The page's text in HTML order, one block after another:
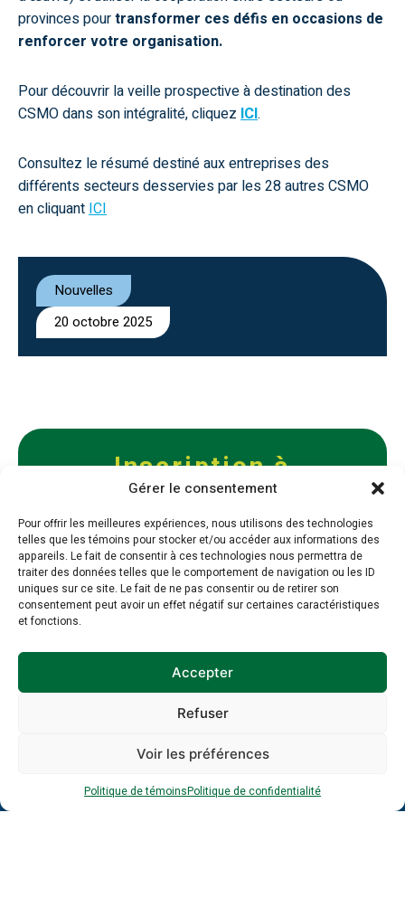
Gérer le consentement
Pour offrir les meilleures expériences, nous utilisons des technologies
telles que les témoins pour stocker et/ou accéder aux informations des
appareils. Le fait de consentir à ces technologies nous permettra de
traiter des données telles que le comportement de navigation ou les ID
uniques sur ce site. Le fait de ne pas consentir ou de retirer son
consentement peut avoir un effet négatif sur certaines caractéristiques
et fonctions.
Accepter
Refuser
Voir les préférences
Politique de témoinsPolitique de confidentialité
Nouvelles
20 octobre 2025
provinces pourtransformer ces défis en occasions de
renforcer votre organisation.
Pour découvrir la veille prospective à destination des
CSMO dans son intégralité, cliquez ICI.
Consultez le résumé destiné aux entreprises des
différents secteurs desservies par les 28 autres CSMO
en cliquant ICI
Inscription à
l’infolettre
Inscrivez-vous à notre infolettre dès
maintenant :
*